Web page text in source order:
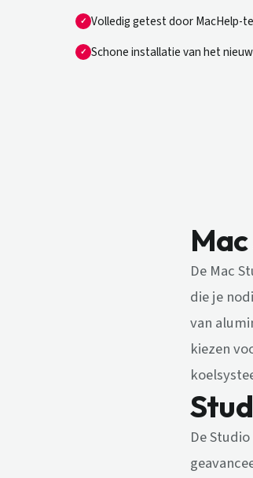
Volledig getest door MacHelp-
Schone installatie van het
De Mac
die je
van
kiezen
De